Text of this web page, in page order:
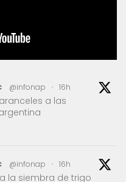
@infonap · 16h
a las
@infonap · 16h
la siembra de trigo